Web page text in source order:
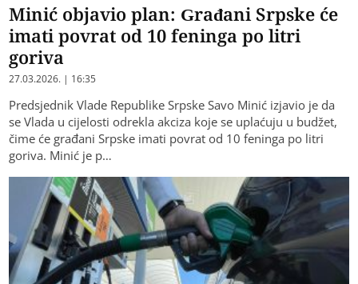
Minić objavio plan: Građani Srpske će
imati povrat od 10 feninga po litri
goriva
27.03.2026. | 16:35
Predsjednik Vlade Republike Srpske Savo Minić izjavio je da
se Vlada u cijelosti odrekla akciza koje se uplaćuju u budžet,
čime će građani Srpske imati povrat od 10 feninga po litri
goriva. Minić je p…